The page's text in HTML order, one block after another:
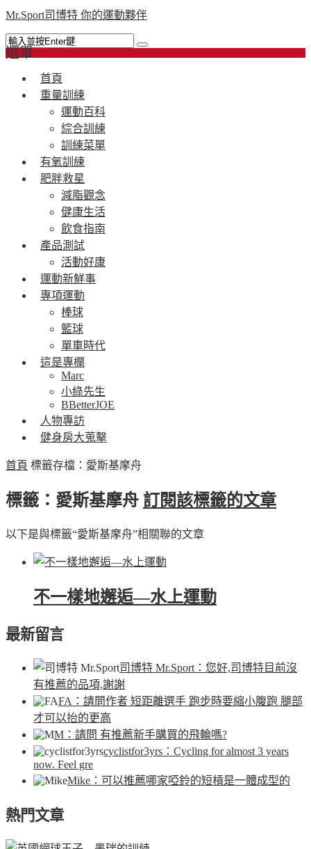
Mr.Sport司博特 你的運動夥伴
選單
首頁
重量訓練
運動百科
綜合訓練
訓練菜單
有氧訓練
肥胖救星
減脂觀念
健康生活
飲食指南
產品測試
活動好康
運動新鮮事
專項運動
棒球
籃球
單車時代
這是專欄
Marc
小綠先生
BBetterJOE
人物專訪
健身房大蒐擊
首頁 標籤存檔：愛斯基摩舟
標籤：愛斯基摩舟 訂閱該標籤的文章
以下是與標籤“愛斯基摩舟”相關聯的文章
不一樣地邂逅—水上運動
最新留言
司博特 Mr.Sport ：您好,司博特目前沒
有推薦的品項,謝謝
FA ：請問作者 短距離選手 跑步時要縮小腹跑 腿部
才可以抬的更高
M ：請問 有推薦新手購買的飛輪嗎?
cyclistfor3yrs ：Cycling for almost 3 years
now. Feel gre
Mike ：可以推薦哪家啞鈴的短槓是一體成型的
熱門文章